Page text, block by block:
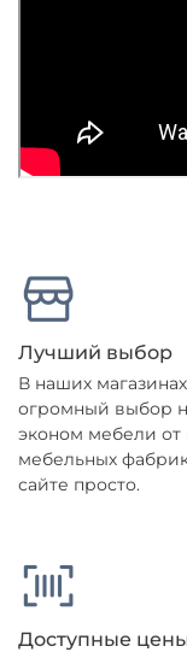
Лучший выбор
В наших
огромный выбор
эконом мебели
мебельных
сайте просто.
Доступные